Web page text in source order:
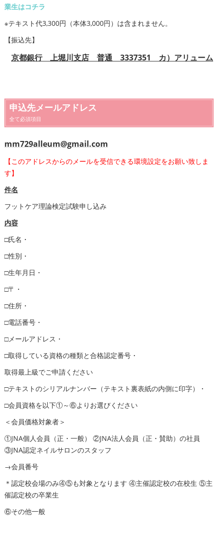
業生はコチラ
※テキスト代3,300円（本体3,000円）は含まれません。
【振込先】
京都銀行 上堀川支店 普通 3337351 カ）アリューム
申込先メールアドレス
全て必須項目
mm729alleum@gmail.com
【このアドレスからのメールを受信できる環境設定をお願い致しま
す】
件名
フットケア理論検定試験申し込み
内容
□氏名・
□性別・
□生年月日・
□〒・
□住所・
□電話番号・
□メールアドレス・
□取得している資格の種類と合格認定番号・
取得最上級でご申請ください
□テキストのシリアルナンバー（テキスト裏表紙の内側に印字）・
□会員資格を以下①～⑥よりお選びください
＜会員価格対象者＞
①JNA個人会員（正・一般） ②JNA法人会員（正・賛助）の社員
③JNA認定ネイルサロンのスタッフ
→会員番号
＊認定校会場のみ④⑤も対象となります ④主催認定校の在校生 ⑤主
催認定校の卒業生
⑥その他一般